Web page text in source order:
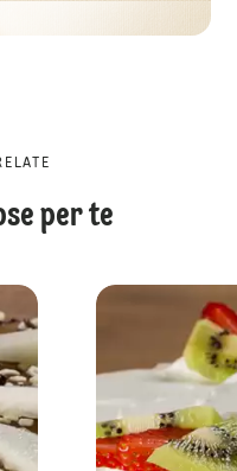
per te